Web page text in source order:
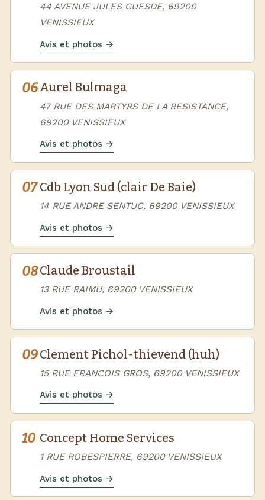
44 AVENUE JULES GUESDE, 69200
VENISSIEUX
Avis et photos →
06Aurel Bulmaga
47 RUE DES MARTYRS DE LA RESISTANCE,
69200 VENISSIEUX
Avis et photos →
07 Cdb Lyon Sud (clair De Baie)
14 RUE ANDRE SENTUC, 69200 VENISSIEUX
Avis et photos →
08Claude Broustail
13 RUE RAIMU, 69200 VENISSIEUX
Avis et photos →
09Clement Pichol-thievend (huh)
15 RUE FRANCOIS GROS, 69200 VENISSIEUX
Avis et photos →
10 Concept Home Services
1 RUE ROBESPIERRE, 69200 VENISSIEUX
Avis et photos →